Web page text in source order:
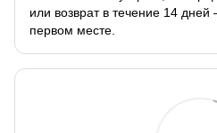
или возврат в течение 14
первом месте.